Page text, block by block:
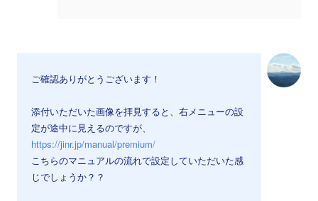
ご確認ありがとうございます！
添付いただいた画像を拝見すると、右メニューの設
定が途中に見えるのですが、
https://jinr.jp/manual/premium/
こちらのマニュアルの流れで設定していただいた感
じでしょうか？？